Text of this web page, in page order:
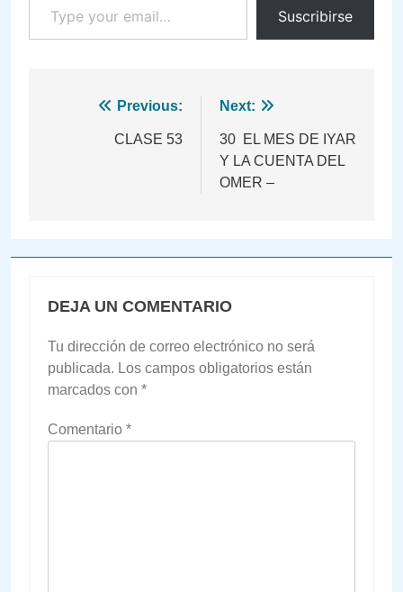
Suscribirse
Navegación
Previous:
CLASE 53
Next:
30 EL MES DE IYAR
Y LA CUENTA DEL
OMER –
DEJA UN COMENTARIO
Tu dirección de correo electrónico no será
publicada. Los campos obligatorios están
marcados con *
Comentario *